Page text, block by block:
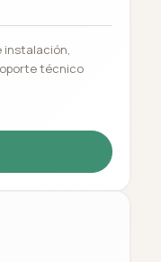
instalación,
técnico